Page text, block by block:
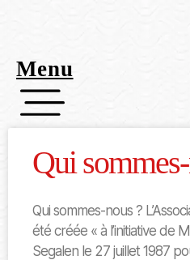
Menu
Qui
Qui sommes-nous ?
été créée « à l’initiative de
Segalen le 27 juillet 1987